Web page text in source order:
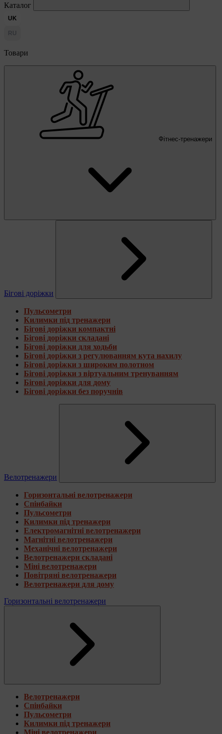
Каталог
UK
RU
Товари
Фітнес-тренажери
Бігові доріжки
Пульсометри
Килимки під тренажери
Бігові доріжки компактні
Бігові доріжки складані
Бігові доріжки для ходьби
Бігові доріжки з регулюванням кута нахилу
Бігові доріжки з широким полотном
Бігові доріжки з віртуальним тренуванням
Бігові доріжки для дому
Бігові доріжки без поручнів
Велотренажери
Горизонтальні велотренажери
Спінбайки
Пульсометри
Килимки під тренажери
Електромагнітні велотренажери
Магнітні велотренажери
Механічні велотренажери
Велотренажери складані
Міні велотренажери
Повітряні велотренажери
Велотренажери для дому
Горизонтальні велотренажери
Велотренажери
Спінбайки
Пульсометри
Килимки під тренажери
Міні велотренажери